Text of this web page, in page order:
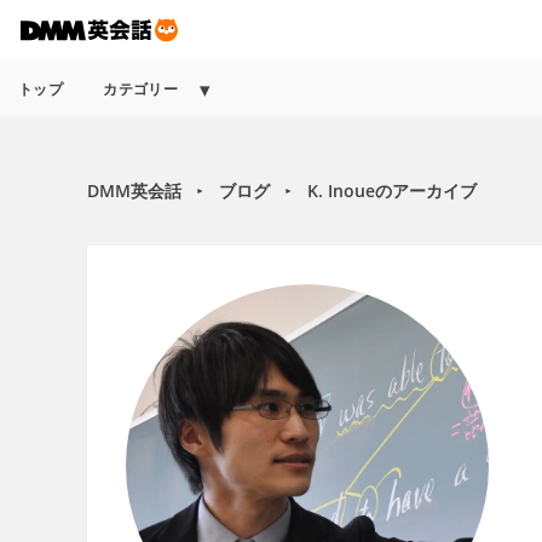
トップ カテゴリー
DMM英会話 ► ブログ ► K. Inoueのアーカイブ